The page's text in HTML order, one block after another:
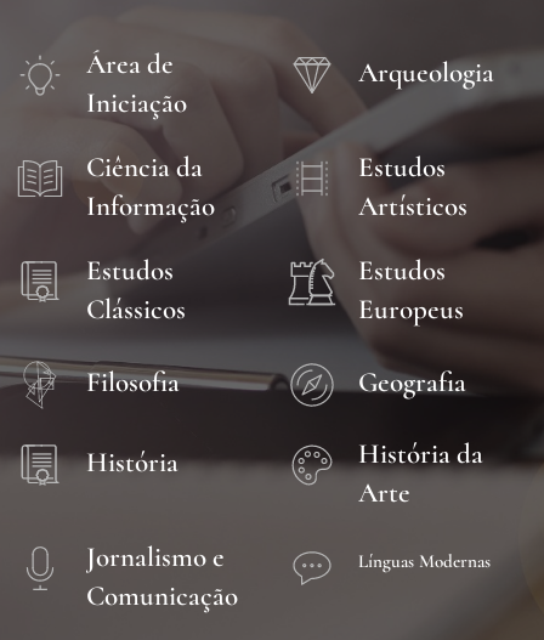
Área de
Iniciação
Arqueologia
Ciência da
Informação
Estudos
Artísticos
Estudos
Clássicos
Estudos
Europeus
Filosofia Geografia
História
História da
Arte
Jornalismo e
Comunicação
Línguas Modernas